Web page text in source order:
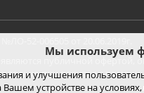
публичной офертой,
только при покупке с
Мы используем
и улучшения
устройстве на